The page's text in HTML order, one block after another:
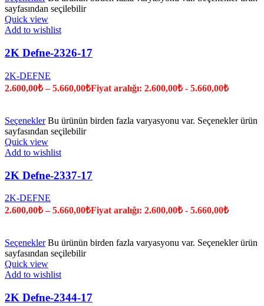
sayfasından seçilebilir
Quick view
Add to wishlist
2K Defne-2326-17
2K-DEFNE
2.600,00₺ –5.660,00₺Fiyat aralığı: 2.600,00₺ - 5.660,00₺
Seçenekler Bu ürünün birden fazla varyasyonu var. Seçenekler ürün
sayfasından seçilebilir
Quick view
Add to wishlist
2K Defne-2337-17
2K-DEFNE
2.600,00₺ –5.660,00₺Fiyat aralığı: 2.600,00₺ - 5.660,00₺
Seçenekler Bu ürünün birden fazla varyasyonu var. Seçenekler ürün
sayfasından seçilebilir
Quick view
Add to wishlist
2K Defne-2344-17